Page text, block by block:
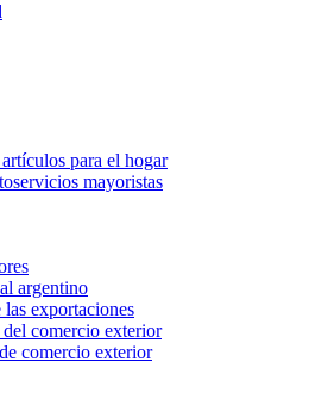
para el hogar
mayoristas
argentino
exportaciones
comercio exterior
comercio exterior